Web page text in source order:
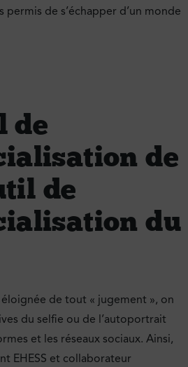
permis de s’échapper d’un monde
de
de
de
du
de tout « jugement », on
du selfie ou de l’autoportrait
et les réseaux sociaux. Ainsi,
EHESS et collaborateur